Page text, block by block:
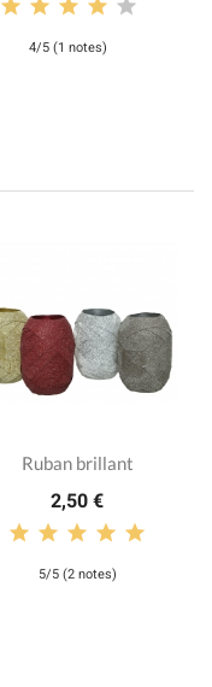
4/5 (1 notes)
Ruban brillant
2,50 €
5/5 (2 notes)